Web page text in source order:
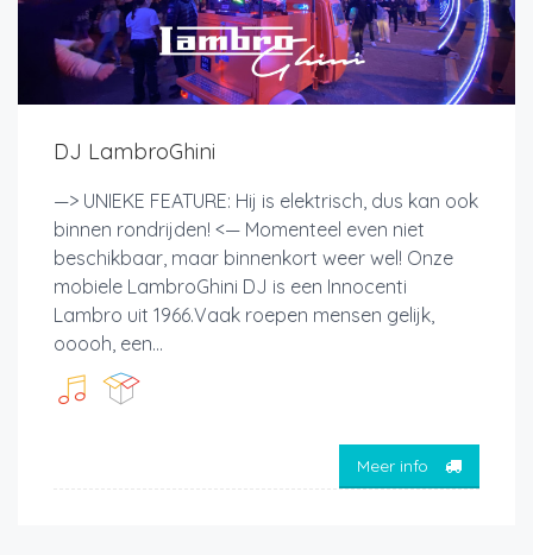
DJ LambroGhini
—> UNIEKE FEATURE: Hij is elektrisch, dus kan ook
binnen rondrijden! <— Momenteel even niet
beschikbaar, maar binnenkort weer wel! Onze
mobiele LambroGhini DJ is een Innocenti
Lambro uit 1966.Vaak roepen mensen gelijk,
ooooh, een...
Meer info